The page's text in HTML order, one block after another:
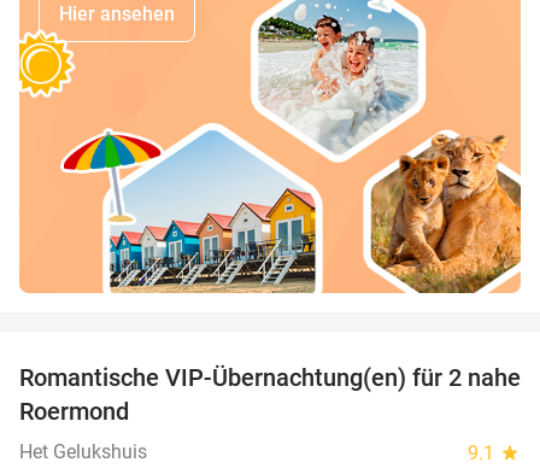
Hier ansehen
35%
Romantische VIP-Übernachtung(en) für 2 nahe
Roermond
Het Gelukshuis 9.1 star